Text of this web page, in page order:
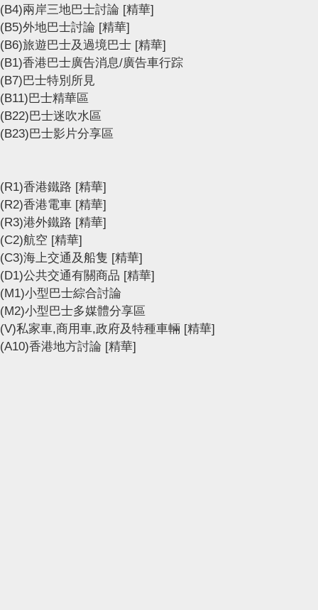
(B4)兩岸三地巴士討論 [精華]
(B5)外地巴士討論 [精華]
(B6)旅遊巴士及過境巴士 [精華]
(B1)香港巴士廣告消息/廣告車行踪
(B7)巴士特別所見
(B11)巴士精華區
(B22)巴士迷吹水區
(B23)巴士影片分享區
(R1)香港鐵路 [精華]
(R2)香港電車 [精華]
(R3)港外鐵路 [精華]
(C2)航空 [精華]
(C3)海上交通及船隻 [精華]
(D1)公共交通有關商品 [精華]
(M1)小型巴士綜合討論
(M2)小型巴士多媒體分享區
(V)私家車,商用車,政府及特種車輛 [精華]
(A10)香港地方討論 [精華]